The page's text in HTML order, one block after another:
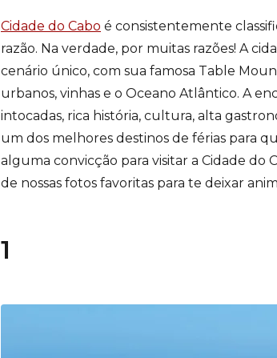
Cidade do Cabo é consistentemente
razão. Na verdade, por muitas razões! A
cenário único, com sua famosa Table
urbanos, vinhas e o Oceano Atlântico. A
intocadas, rica história, cultura, alta
um dos melhores destinos de férias para
alguma convicção para visitar a Cidade do
de nossas fotos favoritas para te deixar
1